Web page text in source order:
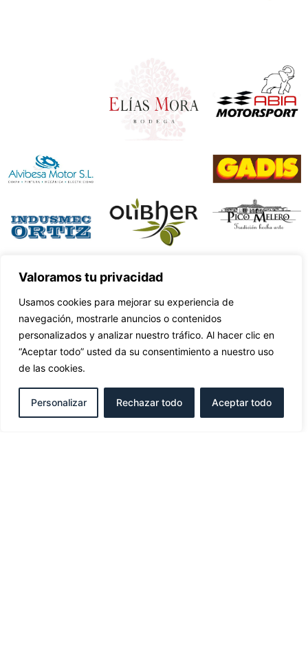
Valoramos tu privacidad
Usamos cookies para mejorar su experiencia de
navegación, mostrarle anuncios o contenidos
personalizados y analizar nuestro tráfico. Al hacer clic en
“Aceptar todo” usted da su consentimiento a nuestro uso
de las cookies.
Personalizar Rechazar todo Aceptar todo
Diseño gráfico y web